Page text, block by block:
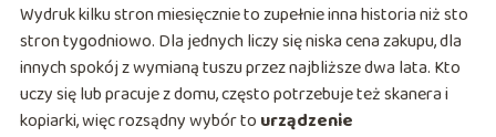
Wydruk kilku stron miesięcznie to zupełnie inna historia niż sto
stron tygodniowo. Dla jednych liczy się niska cena zakupu, dla
innych spokój z wymianą tuszu przez najbliższe dwa lata. Kto
uczy się lub pracuje z domu, często potrzebuje też skanera i
kopiarki, więc rozsądny wybór to urządzenie